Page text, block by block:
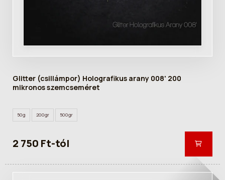
Glitter (csillámpor) Holografikus arany 008' 200
mikronos szemcseméret
50g 200gr 500gr
2 750 Ft-tól